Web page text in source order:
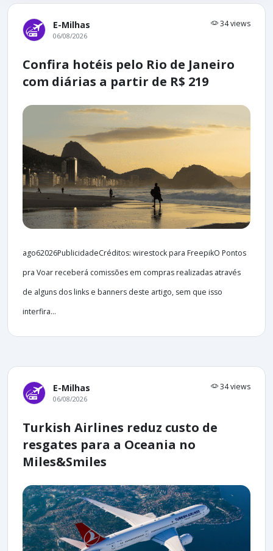
E-Milhas 34 views
06/08/2026
Confira hotéis pelo Rio de Janeiro
com diárias a partir de R$ 219
ago62026PublicidadeCréditos: wirestock para FreepikO Pontos
pra Voar receberá comissões em compras realizadas através
de alguns dos links e banners deste artigo, sem que isso
interfira...
E-Milhas 34 views
06/08/2026
Turkish Airlines reduz custo de
resgates para a Oceania no
Miles&Smiles